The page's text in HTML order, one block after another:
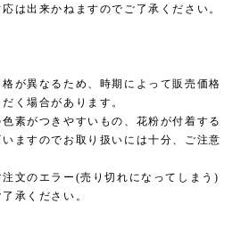
は出来かねますのでご了承ください。
が異なるため、時期によって販売価格
く場合があります。
素がつきやすいもの、花粉が付着する
ますのでお取り扱いには十分、ご注意
注文のエラー(売り切れになってしまう)
承ください。